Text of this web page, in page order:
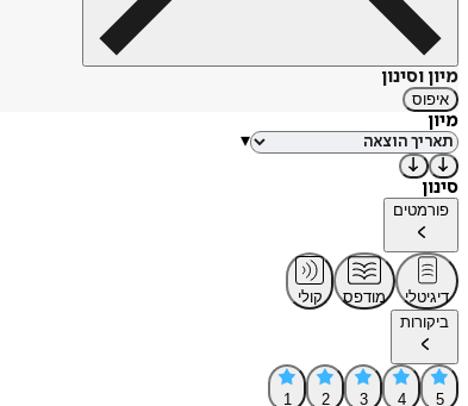
מיון וסינון
איפוס
מיון
▾
סינון
פורמטים
דיגיטלי מודפס
קולי
ביקורות
5
4
3
2
1